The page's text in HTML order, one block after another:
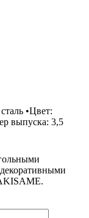
•Цвет:
выпуска: 3,5